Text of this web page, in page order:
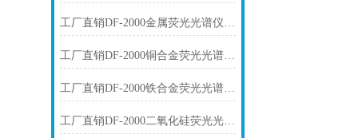
工厂直销DF-2000金属荧光光谱仪技术参数
工厂直销DF-2000铜合金荧光光谱仪技术参数
工厂直销DF-2000铁合金荧光光谱仪技术参数
工厂直销DF-2000二氧化硅荧光光谱仪技术参数